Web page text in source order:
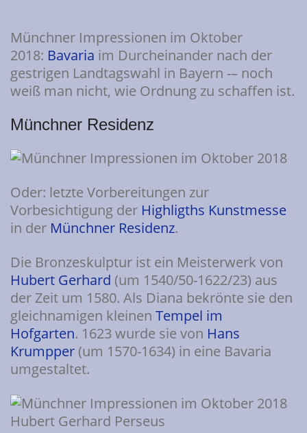
Münchner Impressionen im Oktober
2018: Bavaria im Durcheinander nach der
gestrigen Landtagswahl in Bayern -– noch
weiß man nicht, wie Ordnung zu schaffen ist.
Münchner Residenz
Oder: letzte Vorbereitungen zur
Vorbesichtigung der Highligths Kunstmesse
in der Münchner Residenz.
Die Bronzeskulptur ist ein Meisterwerk von
Hubert Gerhard (um 1540/50-1622/23) aus
der Zeit um 1580. Als Diana bekrönte sie den
gleichnamigen kleinen Tempel im
Hofgarten. 1623 wurde sie von Hans
Krumpper (um 1570-1634) in eine Bavaria
umgestaltet.